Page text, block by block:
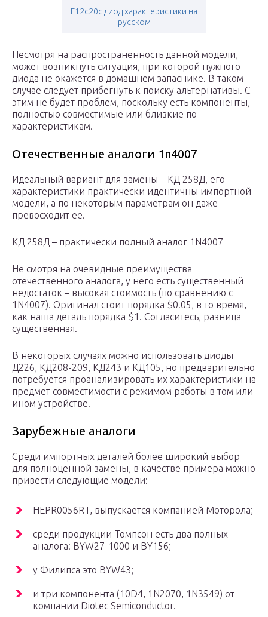
F12c20c диод характеристики на
русском
Несмотря на распространенность данной модели,
может возникнуть ситуация, при которой нужного
диода не окажется в домашнем запаснике. В таком
случае следует прибегнуть к поиску альтернативы. С
этим не будет проблем, поскольку есть компоненты,
полностью совместимые или близкие по
характеристикам.
Отечественные аналоги 1n4007
Идеальный вариант для замены – КД 258Д, его
характеристики практически идентичны импортной
модели, а по некоторым параметрам он даже
превосходит ее.
КД 258Д – практически полный аналог 1N4007
Не смотря на очевидные преимущества
отечественного аналога, у него есть существенный
недостаток – высокая стоимость (по сравнению с
1N4007). Оригинал стоит порядка $0.05, в то время,
как наша деталь порядка $1. Согласитесь, разница
существенная.
В некоторых случаях можно использовать диоды
Д226, КД208-209, КД243 и КД105, но предварительно
потребуется проанализировать их характеристики на
предмет совместимости с режимом работы в том или
ином устройстве.
Зарубежные аналоги
Среди импортных деталей более широкий выбор
для полноценной замены, в качестве примера можно
привести следующие модели:
HEPR0056RT, выпускается компанией Моторола;
среди продукции Томпсон есть два полных
аналога: BYW27-1000 и BY156;
у Филипса это BYW43;
и три компонента (10D4, 1N2070, 1N3549) от
компании Diotec Semiconductor.